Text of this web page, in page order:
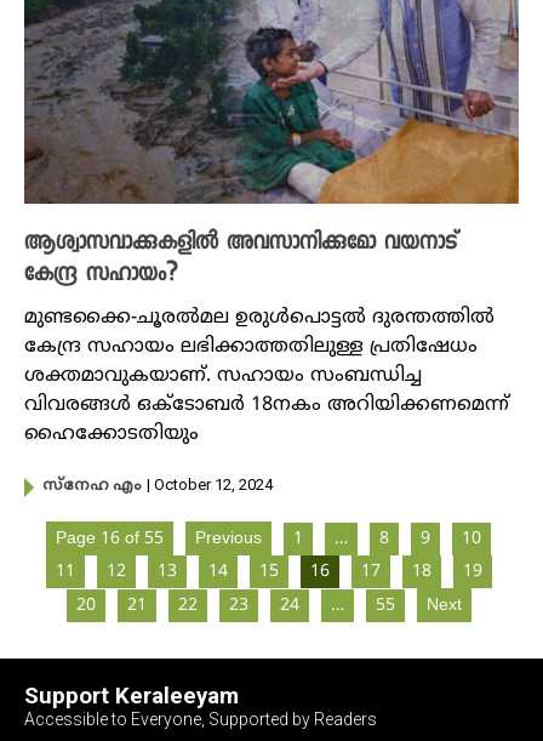
ആശ്വാസവാക്കുകളിൽ അവസാനിക്കുമോ വയനാട്
കേന്ദ്ര സഹായം?
മുണ്ടക്കൈ-ചൂരൽമല ഉരുൾപൊട്ടൽ ദുരന്തത്തിൽ
കേന്ദ്ര സഹായം ലഭിക്കാത്തതിലുള്ള പ്രതിഷേധം
ശക്തമാവുകയാണ്. സഹായം സംബന്ധിച്ച
വിവരങ്ങൾ ഒക്ടോബർ 18നകം അറിയിക്കണമെന്ന്
ഹൈക്കോടതിയും
സ്നേഹ എം | October 12, 2024
Page 16 of 55 Previous 1 … 8 9
10
11
12 13 14 15 16 17 18
19
20
21 22 23 24 … 55 Next
Support Keraleeyam
Accessible to Everyone, Supported by Readers